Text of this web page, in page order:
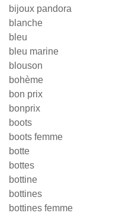
bijoux pandora
blanche
bleu
bleu marine
blouson
bohème
bon prix
bonprix
boots
boots femme
botte
bottes
bottine
bottines
bottines femme